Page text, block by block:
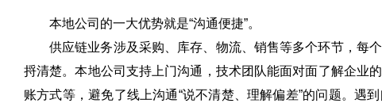
本地公司的一大优势就是“沟通便捷”。
供应链业务涉及采购、库存、物流、销售等多个环节，每
捋清楚。本地公司支持上门沟通，技术团队能面对面了解企业
账方式等，避免了线上沟通“说不清楚、理解偏差”的问题。遇